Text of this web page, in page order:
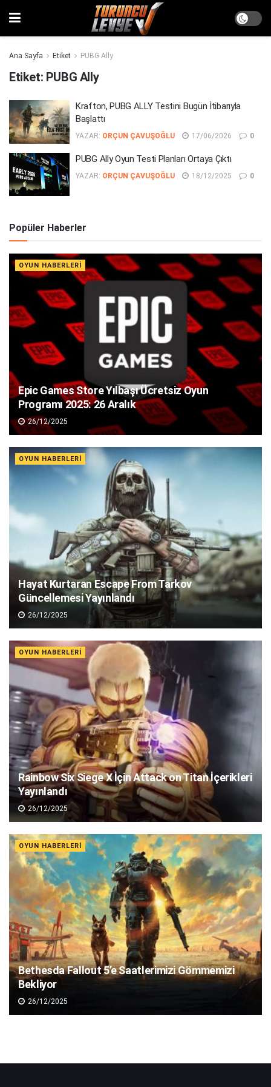
Ana Sayfa Etiket PUBG Ally
Etiket: PUBG Ally
Krafton, PUBG ALLY Testini Bugün İtibarıyla
Başlattı
YAZAR: ORÇUN ÇAVUŞOĞLU 17/06/2026 0
PUBG Ally Oyun Testi Planları Ortaya Çıktı
YAZAR: ORÇUN ÇAVUŞOĞLU 18/12/2025 0
Popüler Haberler
OYUN HABERLERI
Epic Games Store Yılbaşı Ücretsiz Oyun
Programı 2025: 26 Aralık
26/12/2025
OYUN HABERLERI
Hayat Kurtaran Escape From Tarkov
Güncellemesi Yayınlandı
26/12/2025
OYUN HABERLERI
Rainbow Six Siege X İçin Attack on Titan İçerikleri
Yayınlandı
26/12/2025
OYUN HABERLERI
Bethesda Fallout 5’e Saatlerimizi Gömmemizi
Bekliyor
26/12/2025